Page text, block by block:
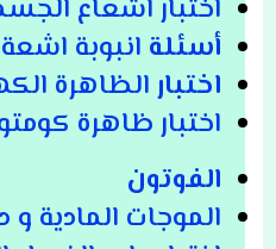
اختبار اشعاع
أسئلة انبوبة
اختبارالظاهرة
اختبار ظاهرة
الفوتون
الموجات المادية